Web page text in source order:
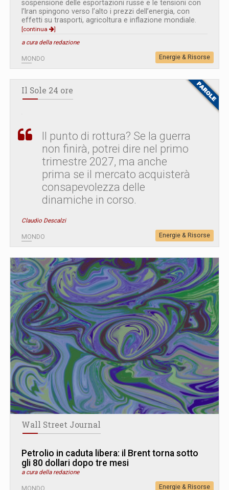
sospensione delle esportazioni russe e le tensioni con
l’Iran spingono verso l’alto i prezzi dell’energia, con
effetti su trasporti, agricoltura e inflazione mondiale.
[continua
]
a cura della redazione
MONDO Energie & Risorse
Il Sole 24 ore
Il punto di rottura? Se la guerra
non finirà, potrei dire nel primo
trimestre 2027, ma anche
prima se il mercato acquisterà
consapevolezza delle
dinamiche in corso.
Claudio Descalzi
MONDO Energie & Risorse
Wall Street Journal
Petrolio in caduta libera: il Brent torna sotto
gli 80 dollari dopo tre mesi
a cura della redazione
MONDO Energie & Risorse